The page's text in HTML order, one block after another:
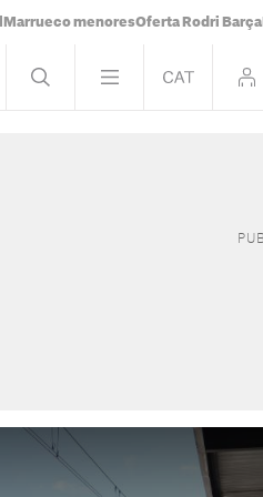
Marrueco menoresOferta Rodri Barça